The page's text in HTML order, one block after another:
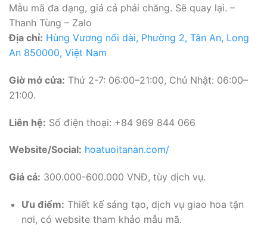
Mẫu mã đa dạng, giá cả phải chăng. Sẽ quay lại. –
Thanh Tùng – Zalo
Địa chỉ: Hùng Vương nối dài, Phường 2, Tân An, Long
An 850000, Việt Nam
Giờ mở cửa: Thứ 2-7: 06:00–21:00, Chủ Nhật: 06:00–
21:00.
Liên hệ: Số điện thoại: +84 969 844 066
Website/Social: hoatuoitanan.com/
Giá cả: 300.000-600.000 VNĐ, tùy dịch vụ.
Ưu điểm: Thiết kế sáng tạo, dịch vụ giao hoa tận
nơi, có website tham khảo mẫu mã.